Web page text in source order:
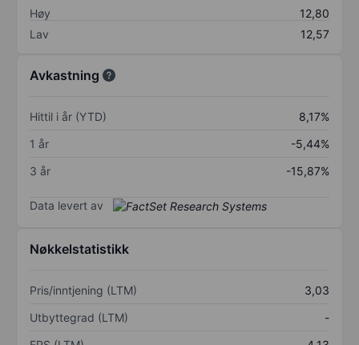
Høy
12,80
Lav
12,57
Avkastning
Hittil i år (YTD)
8,17%
1 år
-5,44%
3 år
-15,87%
Data levert av
Nøkkelstatistikk
Pris/inntjening (LTM)
3,03
Utbyttegrad (LTM)
-